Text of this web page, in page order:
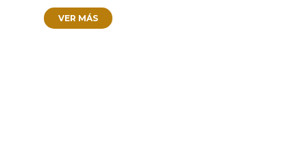
VER MÁS